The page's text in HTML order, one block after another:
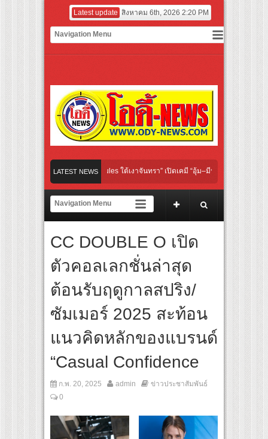
Latest update สิงหาคม 6th, 2026 2:20 PM
LATEST NEWS
“Under Her Rules ใต้เงาจันทรา” เปิดเคมี “อุ้ม–มีนา” ประกบคู่ครั้งสำคัญ ชว
ไทย “เลิกอาย เลิกเงียบ เลิกชะล่าใจ” เรื่อง HPV ในแคมเปญ “HPV ไม่เป็นไร…ไม่ได้”
กเสียงเชียร์ สู่ทีมชาติไทย ชวนแฟนลูกยางใกล้ชิดนักตบสาวทีมชาติไทย 15 ส.ค.นี้
มฝาผนังระดับโลก “ปู่ม่านย่าม่าน” เรียนรู้นวัตกรรมผักเชียงดาใน “หอมแผ่นดินฯ”
ร์ฟอร์มยักษ์ ‘คุณยายวรนาฏ’ (INHERIT) เตรียมคายตะขาบหนังไทยในรอบปฐมทัศน์
สุดชีวิต โกนหัวรับบทแม่ชี นำทีมนักแสดงประชันความสยอง!
“Under Her Rules ใต้เงาจันทรา” เปิดเคมี “อุ้ม–มีนา” ประกบคู่ครั้งสำคัญ ชว
CC DOUBLE O เปิด
ตัวคอลเลกชั่นล่าสุด
ต้อนรับฤดูกาลสปริง/
ซัมเมอร์ 2025 สะท้อน
แนวคิดหลักของแบรนด์
“Casual Confidence
ก.พ. 20, 2025 admin
ข่าวประชาสัมพันธ์
0